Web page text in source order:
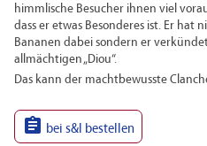
himmlische Besucher ihnen viel
dass er etwas Besonderes ist. Er hat
Bananen dabei sondern er
allmächtigen „Diou“.
Das kann der machtbewusste
 bei s&l bestellen